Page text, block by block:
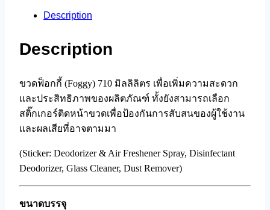
Description
Description
ขวดฟ็อกกี้ (Foggy) 710 มิลลิลิตร เพื่อเพิ่มความสะดวก
เเละประสิทธิภาพของผลิตภัณฑ์ ทั้งยังสามารถเลือก
สติ๊กเกอร์ติดหน้าขวดเพื่อป้องกันการสับสนของผู้ใช้งาน
เเละผลเสียที่อาจตามมา
(Sticker: Deodorizer & Air Freshener Spray, Disinfectant
Deodorizer, Glass Cleaner, Dust Remover)
ขนาดบรรจุ